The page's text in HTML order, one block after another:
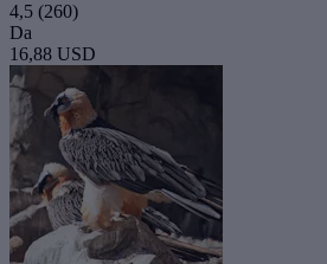
4,5 (260)
Da
16,88 USD